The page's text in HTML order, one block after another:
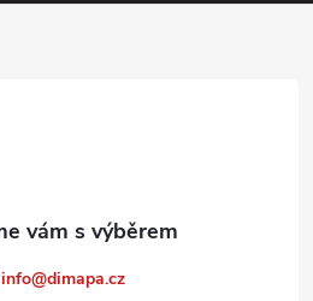
info@dimapa.cz